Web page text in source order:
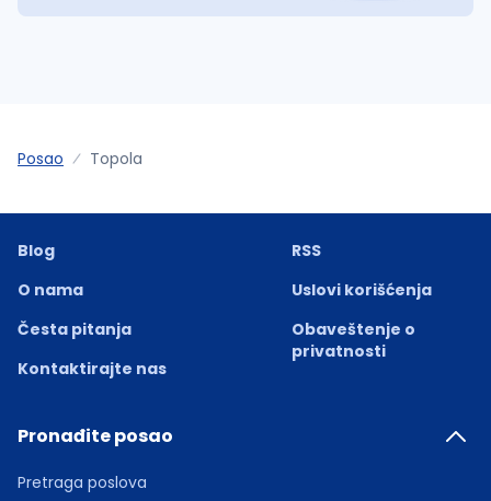
Posao Topola
Blog
O nama
Česta pitanja
Kontaktirajte nas
RSS
Uslovi korišćenja
Obaveštenje o
privatnosti
Pronađite posao
Pretraga poslova